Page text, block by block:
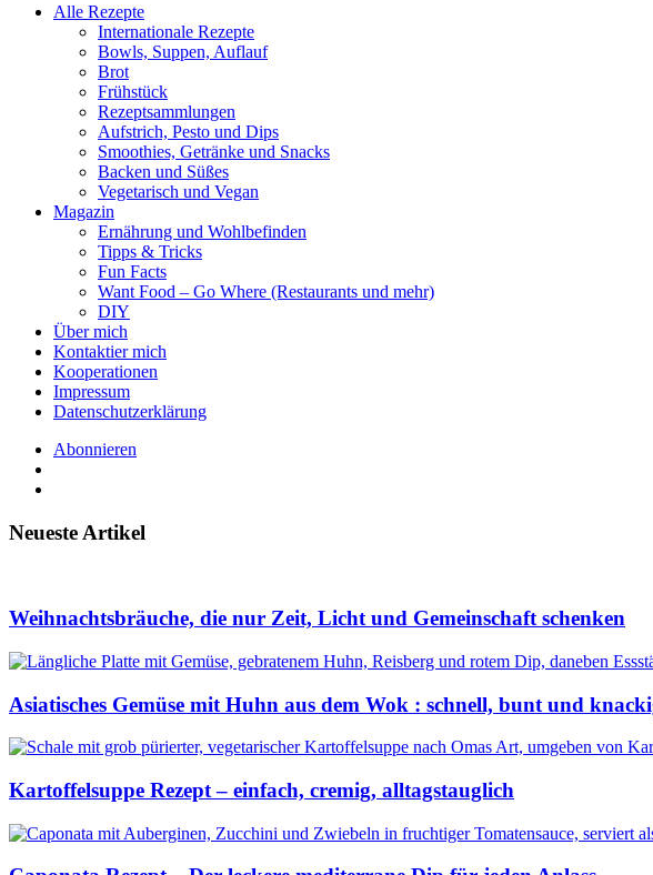
Alle Rezepte
Internationale Rezepte
Bowls, Suppen, Auflauf
Brot
Frühstück
Rezeptsammlungen
Aufstrich, Pesto und Dips
Smoothies, Getränke und Snacks
Backen und Süßes
Vegetarisch und Vegan
Magazin
Ernährung und Wohlbefinden
Tipps & Tricks
Fun Facts
Want Food – Go Where (Restaurants und mehr)
DIY
Über mich
Kontaktier mich
Kooperationen
Impressum
Datenschutzerklärung
Abonnieren
Neueste Artikel
Weihnachtsbräuche, die nur Zeit, Licht und Gemeinschaft schenken
Asiatisches Gemüse mit Huhn aus dem Wok : schnell, bunt und
Kartoffelsuppe Rezept – einfach, cremig, alltagstauglich